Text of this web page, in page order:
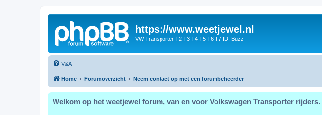
https://www.weetjewel.nl
VW Transporter T2 T3 T4 T5 T6 T7 ID. Buzz
V&A
Home Forumoverzicht Neem contact op met een forumbeheerder
Welkom op het weetjewel forum, van en voor Volkswagen Transporter rijders.